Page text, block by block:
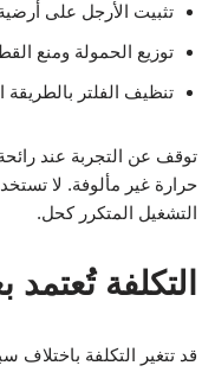
تثبيت الأرجل على
توزيع الحمولة ومنع
تنظيف الفلتر
توقف عن التجربة عند
حرارة غير مألوفة. لا
التشغيل المتكرر كحل.
التكلفة
قد تتغير التكلفة